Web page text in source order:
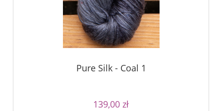
Pure Silk - Coal 1
139,00 zł